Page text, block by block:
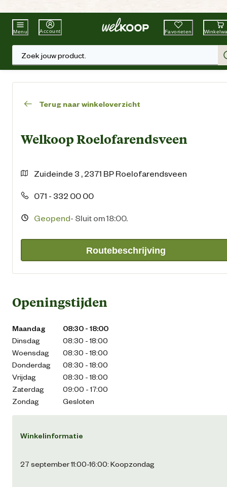
Beste WinkelketenTuin & Dier
Menu Account Favorieten
Zoek jouw product.
Terug naar winkeloverzicht
Welkoop Roelofarendsveen
Zuideinde 3 , 2371 BP Roelofarendsveen
071 - 332 00 00
Geopend- Sluit om 18:00.
Routebeschrijving
Openingstijden
Maandag
08:30 - 18:00
Dinsdag
08:30 - 18:00
Woensdag
08:30 - 18:00
Donderdag
08:30 - 18:00
Vrijdag
08:30 - 18:00
Zaterdag
09:00 - 17:00
Zondag
Gesloten
Winkelinformatie
27 september 11:00-16:00: Koopzondag